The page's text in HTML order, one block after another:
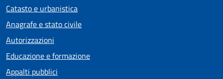
Catasto e urbanistica
Anagrafe e stato civile
Autorizzazioni
Educazione e formazione
Appalti pubblici